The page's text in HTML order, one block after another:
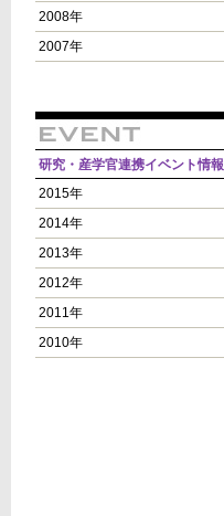
2008年
2007年
研究・産学官連携イベント情報
2015年
2014年
2013年
2012年
2011年
2010年